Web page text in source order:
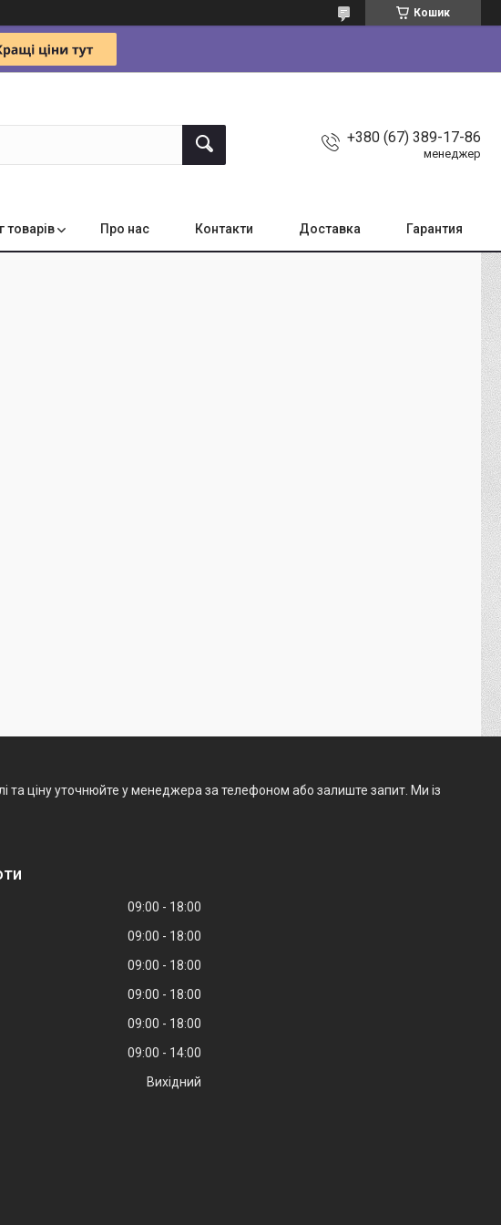
Кошик
+380 (67) 389-17-86
менеджер
товарів Про нас Контакти Доставка Гарантия
та ціну уточнюйте у менеджера за телефоном або залиште запит. Ми із
09:00
18:00
09:00
18:00
09:00
18:00
09:00
18:00
09:00
18:00
09:00
14:00
Вихідний